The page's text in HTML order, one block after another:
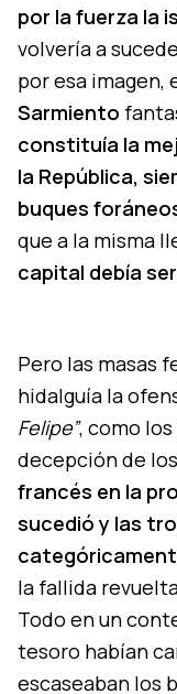
por la fuerza la
volvería a
por esa imagen,
Sarmiento
constituía la
la República,
buques
que a la misma
capital debía
Pero las masas
hidalguía la
Felipe”, como
decepción de
francés en la
sucedió y las
la fallida
Todo en un
tesoro habían
escaseaban los